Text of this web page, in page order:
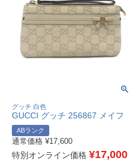
グッチ 白色
GUCCI グッチ 256867 メイフ
ェア ストラップ付 クラッチバ
ッグ カバン フラット ポーチ シ
マレザー レディース ホワイト
【中古】
ABランク
通常価格 ¥17,600
特別オンライン価格 ¥17,000